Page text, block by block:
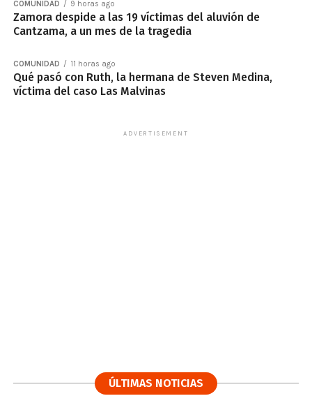
COMUNIDAD 9 horas ago
Zamora despide a las 19 víctimas del aluvión de
Cantzama, a un mes de la tragedia
COMUNIDAD 11 horas ago
Qué pasó con Ruth, la hermana de Steven Medina,
víctima del caso Las Malvinas
ADVERTISEMENT
ÚLTIMAS NOTICIAS